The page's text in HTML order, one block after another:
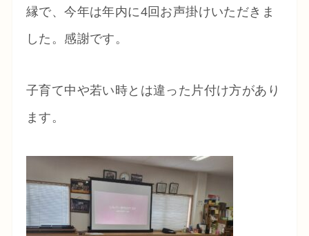
縁で、今年は年内に4回お声掛けいただきま
した。感謝です。
子育て中や若い時とは違った片付け方があり
ます。